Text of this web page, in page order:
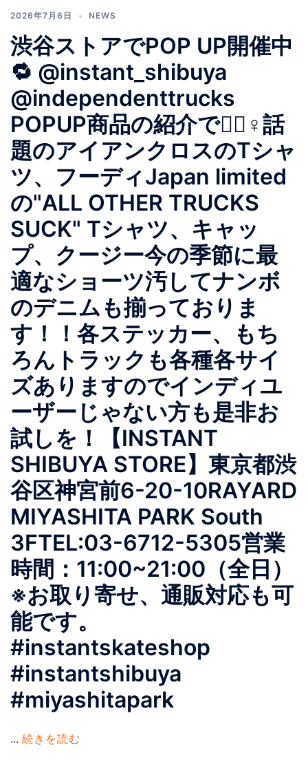
2026年7月6日 NEWS
渋谷ストアでPOP UP開催中
🔁 @instant_shibuya
@independenttrucks
POPUP商品の紹介です🏼‍♀️話
題のアイアンクロスのTシャ
ツ、フーディJapan limited
の"ALL OTHER TRUCKS
SUCK" Tシャツ、キャッ
プ、クージー今の季節に最
適なショーツ汚してナンボ
のデニムも揃っておりま
す！！各ステッカー、もち
ろんトラックも各種各サイ
ズありますのでインディユ
ーザーじゃない方も是非お
試しを！【INSTANT
SHIBUYA STORE】東京都渋
谷区神宮前6-20-10RAYARD
MIYASHITA PARK South
3FTEL:03-6712-5305営業
時間：11:00~21:00（全日）
※お取り寄せ、通販対応も可
能です。
#instantskateshop
#instantshibuya
#miyashitapark
... 続きを読む